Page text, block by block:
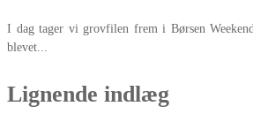
I dag tager vi grovfilen frem i Børsen
blevet...
Lignende indlæg